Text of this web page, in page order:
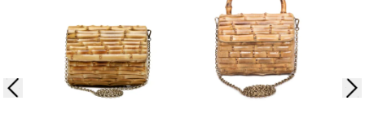
ADICIONAR AO CARRINHO ADICIONAR AO CARRINHO